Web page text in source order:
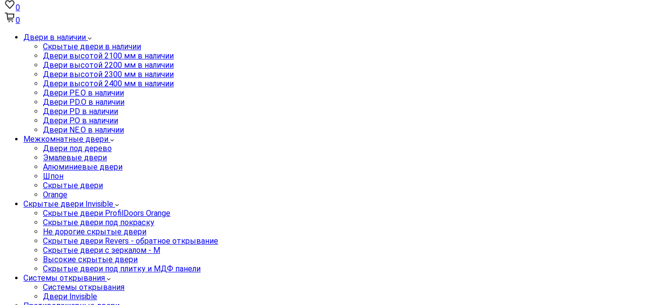
0
0
Двери в наличии
Скрытые двери в наличии
Двери высотой 2100 мм в наличии
Двери высотой 2200 мм в наличии
Двери высотой 2300 мм в наличии
Двери высотой 2400 мм в наличии
Двери PE.O в наличии
Двери PD.O в наличии
Двери PD в наличии
Двери P.O в наличии
Двери NE.O в наличии
Межкомнатные двери
Двери под дерево
Эмалевые двери
Алюминиевые двери
Шпон
Скрытые двери
Orange
Скрытые двери Invisible
Скрытые двери ProfilDoors Orange
Скрытые двери под покраску
Не дорогие скрытые двери
Скрытые двери Revers - обратное открывание
Скрытые двери с зеркалом - M
Высокие скрытые двери
Скрытые двери под плитку и МДФ панели
Системы открывания
Системы открывания
Двери Invisible